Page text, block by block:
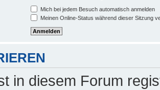
Mich bei jedem Besuch automatisch anmelden
Meinen Online-Status während dieser Sitzung
in diesem Forum